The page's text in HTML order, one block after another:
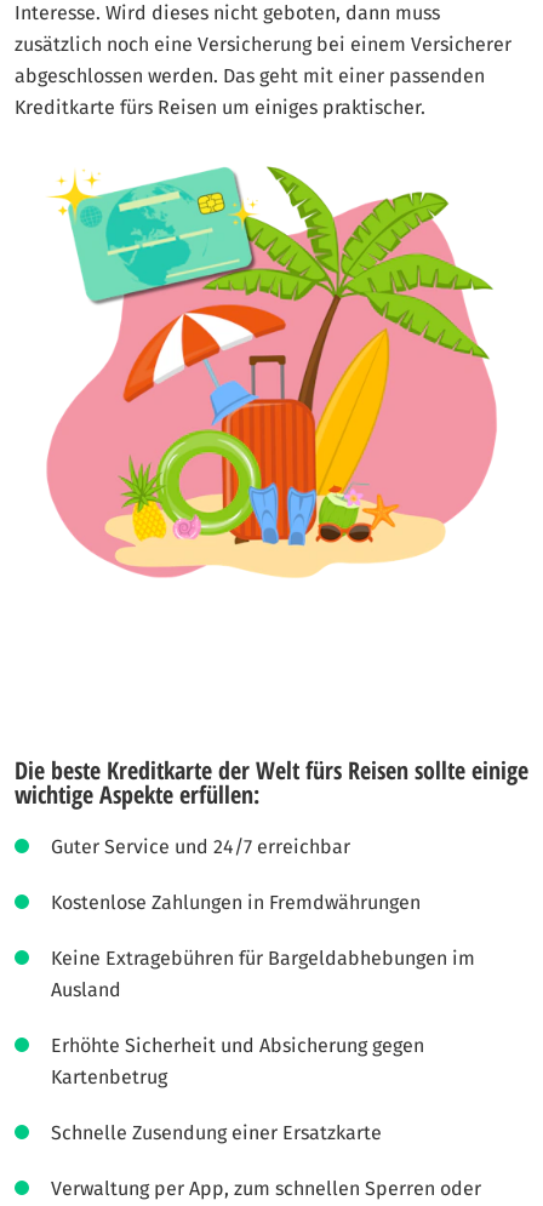
Interesse. Wird dieses nicht geboten, dann muss
zusätzlich noch eine Versicherung bei einem Versicherer
abgeschlossen werden. Das geht mit einer passenden
Kreditkarte fürs Reisen um einiges praktischer.
Die beste Kreditkarte der Welt fürs Reisen sollte einige
wichtige Aspekte erfüllen:
Guter Service und 24/7 erreichbar
Kostenlose Zahlungen in Fremdwährungen
Keine Extragebühren für Bargeldabhebungen im
Ausland
Erhöhte Sicherheit und Absicherung gegen
Kartenbetrug
Schnelle Zusendung einer Ersatzkarte
Verwaltung per App, zum schnellen Sperren oder